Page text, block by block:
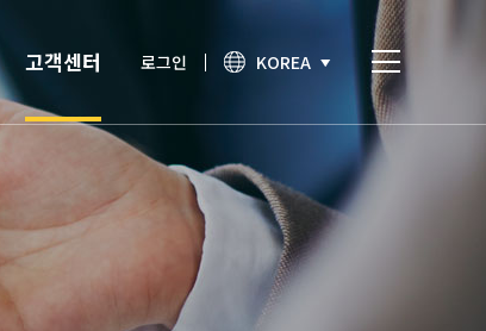
고객센터
공지사항
기술노트
로그인 KOREA